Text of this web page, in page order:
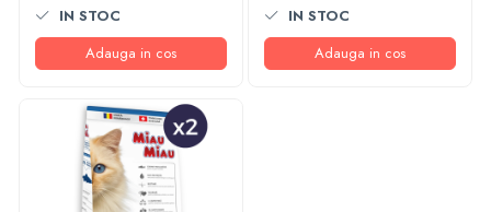
IN STOC
Adauga in cos
IN STOC
Adauga in cos